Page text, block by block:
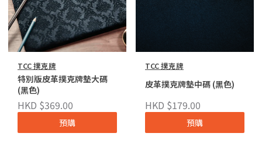
TCC 撲克牌
特別版皮革撲克牌墊大碼
(黑色)
HKD $369.00
預購
TCC 撲克牌
皮革撲克牌墊中碼 (黑色)
HKD $179.00
預購